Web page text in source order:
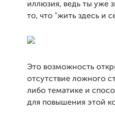
иллюзия, ведь ты уже
то, что "жить здесь и
Это возможность
отсутствие ложного
либо тематике и
для повышения этой